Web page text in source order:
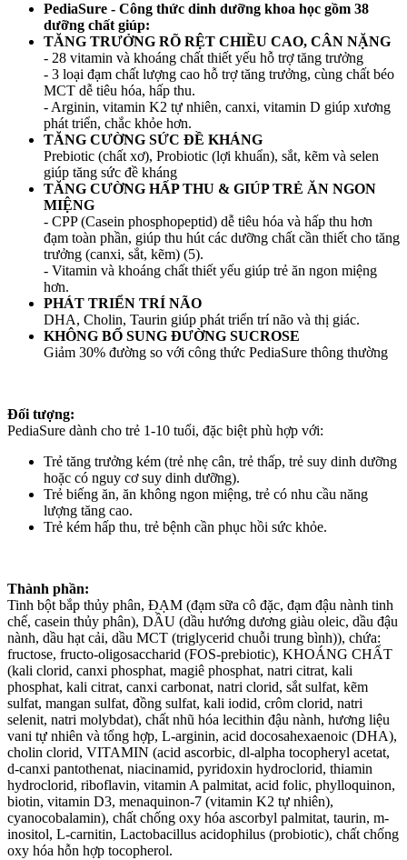
PediaSure - Công thức dinh dưỡng khoa học gồm 38
dưỡng chất giúp:
TĂNG TRƯỞNG RÕ RỆT CHIỀU CAO, CÂN NẶNG
- 28 vitamin và khoáng chất thiết yếu hỗ trợ tăng trưởng
- 3 loại đạm chất lượng cao hỗ trợ tăng trưởng, cùng chất béo
MCT dễ tiêu hóa, hấp thu.
- Arginin, vitamin K2 tự nhiên, canxi, vitamin D giúp xương
phát triển, chắc khỏe hơn.
TĂNG CƯỜNG SỨC ĐỀ KHÁNG
Prebiotic (chất xơ), Probiotic (lợi khuẩn), sắt, kẽm và selen
giúp tăng sức đề kháng
TĂNG CƯỜNG HẤP THU & GIÚP TRẺ ĂN NGON
MIỆNG
- CPP (Casein phosphopeptid) dễ tiêu hóa và hấp thu hơn
đạm toàn phần, giúp thu hút các dưỡng chất cần thiết cho tăng
trưởng (canxi, sắt, kẽm) (5).
- Vitamin và khoáng chất thiết yếu giúp trẻ ăn ngon miệng
hơn.
PHÁT TRIỂN TRÍ NÃO
DHA, Cholin, Taurin giúp phát triển trí não và thị giác.
KHÔNG BỔ SUNG ĐƯỜNG SUCROSE
Giảm 30% đường so với công thức PediaSure thông thường
Đối tượng:
PediaSure dành cho trẻ 1-10 tuổi, đặc biệt phù hợp với:
Trẻ tăng trưởng kém (trẻ nhẹ cân, trẻ thấp, trẻ suy dinh dưỡng
hoặc có nguy cơ suy dinh dưỡng).
Trẻ biếng ăn, ăn không ngon miệng, trẻ có nhu cầu năng
lượng tăng cao.
Trẻ kém hấp thu, trẻ bệnh cần phục hồi sức khỏe.
Thành phần:
Tinh bột bắp thủy phân, ĐẠM (đạm sữa cô đặc, đạm đậu nành tinh
chế, casein thủy phân), DẦU (dầu hướng dương giàu oleic, dầu đậu
nành, dầu hạt cải, dầu MCT (triglycerid chuỗi trung bình)), chứa:
fructose, fructo-oligosaccharid (FOS-prebiotic), KHOÁNG CHẤT
(kali clorid, canxi phosphat, magiê phosphat, natri citrat, kali
phosphat, kali citrat, canxi carbonat, natri clorid, sắt sulfat, kẽm
sulfat, mangan sulfat, đồng sulfat, kali iodid, crôm clorid, natri
selenit, natri molybdat), chất nhũ hóa lecithin đậu nành, hương liệu
vani tự nhiên và tổng hợp, L-arginin, acid docosahexaenoic (DHA),
cholin clorid, VITAMIN (acid ascorbic, dl-alpha tocopheryl acetat,
d-canxi pantothenat, niacinamid, pyridoxin hydroclorid, thiamin
hydroclorid, riboflavin, vitamin A palmitat, acid folic, phylloquinon,
biotin, vitamin D3, menaquinon-7 (vitamin K2 tự nhiên),
cyanocobalamin), chất chống oxy hóa ascorbyl palmitat, taurin, m-
inositol, L-carnitin, Lactobacillus acidophilus (probiotic), chất chống
oxy hóa hỗn hợp tocopherol.